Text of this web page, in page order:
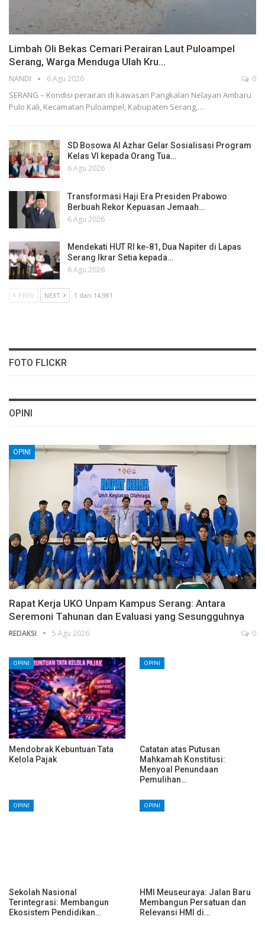
Limbah Oli Bekas Cemari Perairan Laut Puloampel
Serang, Warga Menduga Ulah Kru…
NANDI 6 Agu 2026 0
SERANG – Kondisi perairan di kawasan Pangkalan Nelayan Ambaru
Pulo Kali, Kecamatan Puloampel, Kabupaten Serang,…
SD Bosowa Al Azhar Gelar Sosialisasi Program
Kelas VI kepada Orang Tua…
6 Agu 2026
Transformasi Haji Era Presiden Prabowo
Berbuah Rekor Kepuasan Jemaah…
6 Agu 2026
Mendekati HUT RI ke-81, Dua Napiter di Lapas
Serang Ikrar Setia kepada…
6 Agu 2026
PREV NEXT 1 dari 14,981
FOTO FLICKR
OPINI
OPINI
Rapat Kerja UKO Unpam Kampus Serang: Antara
Seremoni Tahunan dan Evaluasi yang Sesungguhnya
REDAKSI 5 Agu 2026 0
OPINI
Mendobrak Kebuntuan Tata
Kelola Pajak
OPINI
Catatan atas Putusan
Mahkamah Konstitusi:
Menyoal Penundaan
Pemulihan…
OPINI
Sekolah Nasional
Terintegrasi: Membangun
Ekosistem Pendidikan…
OPINI
HMI Meuseuraya: Jalan Baru
Membangun Persatuan dan
Relevansi HMI di…